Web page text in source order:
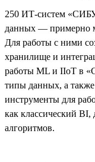
250 ИТ-систем
данных — примерно
Для работы с ними
хранилище и
работы ML и IIoT в
типы данных, а также
инструменты для
как классический
алгоритмов.